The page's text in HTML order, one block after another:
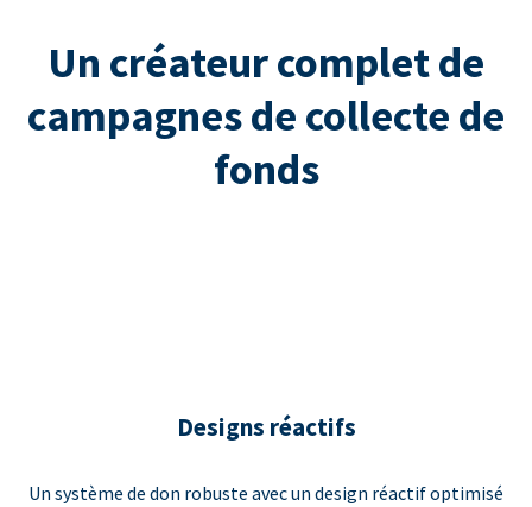
Un créateur complet de
campagnes de collecte de
fonds
Designs réactifs
Un système de don robuste avec un design réactif optimisé